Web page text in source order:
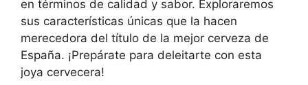
en términos de calidad y sabor. Exploraremos
sus características únicas que la hacen
merecedora del título de la mejor cerveza de
España. ¡Prepárate para deleitarte con esta
joya cervecera!